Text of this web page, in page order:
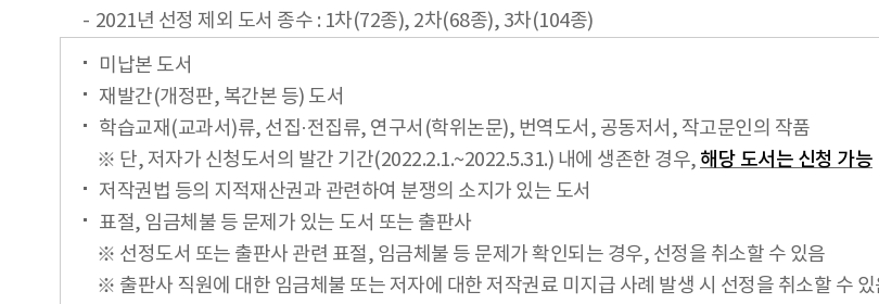
2021년 선정 제외 도서 종수 : 1차(72종), 2차(68종), 3차(104종)
미납본 도서
재발간(개정판, 복간본 등) 도서
학습교재(교과서)류, 선집·전집류, 연구서(학위논문), 번역도서, 공동저서, 작고문인의 작품
※ 단, 저자가 신청도서의 발간 기간(2022.2.1.~2022.5.31.) 내에 생존한 경우, 해당 도서는 신청 가능
저작권법 등의 지적재산권과 관련하여 분쟁의 소지가 있는 도서
표절, 임금체불 등 문제가 있는 도서 또는 출판사
※ 선정도서 또는 출판사 관련 표절, 임금체불 등 문제가 확인되는 경우, 선정을 취소할 수 있음
※ 출판사 직원에 대한 임금체불 또는 저자에 대한 저작권료 미지급 사례 발생 시 선정을 취소할 수 있